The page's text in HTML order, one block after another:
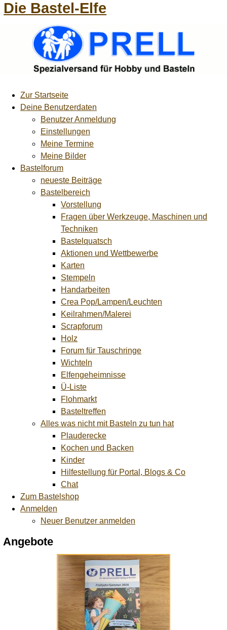
Die Bastel-Elfe
Zur Startseite
Deine Benutzerdaten
Benutzer Anmeldung
Einstellungen
Meine Termine
Meine Bilder
Bastelforum
neueste Beiträge
Bastelbereich
Vorstellung
Fragen über Werkzeuge, Maschinen und
Techniken
Bastelquatsch
Aktionen und Wettbewerbe
Karten
Stempeln
Handarbeiten
Crea Pop/Lampen/Leuchten
Keilrahmen/Malerei
Scrapforum
Holz
Forum für Tauschringe
Wichteln
Elfengeheimnisse
Ü-Liste
Flohmarkt
Basteltreffen
Alles was nicht mit Basteln zu tun hat
Plauderecke
Kochen und Backen
Kinder
Hilfestellung für Portal, Blogs & Co
Chat
Zum Bastelshop
Anmelden
Neuer Benutzer anmelden
Angebote